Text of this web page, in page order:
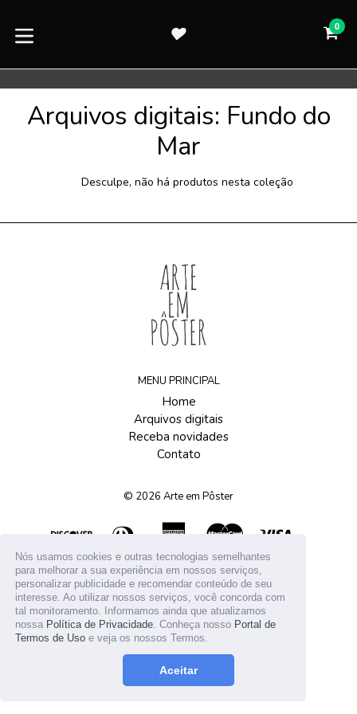
Nós usamos cookies e outras tecnologias semelhantes
para melhorar a sua experiência em nossos serviços,
personalizar publicidade e recomendar conteúdo de seu
interesse. Ao utilizar nossos serviços, você concorda com
tal monitoramento. Informamos ainda que atualizamos
nossa Política de Privacidade . Conheça nosso Portal de
Termos de Uso e veja os nossos Termos.
Aceitar
para
0
Arquivos digitais: Fundo do
Mar
Desculpe, não há produtos nesta coleção
MENU PRINCIPAL
Home
Arquivos digitais
Receba novidades
Contato
© 2026 Arte em Pôster